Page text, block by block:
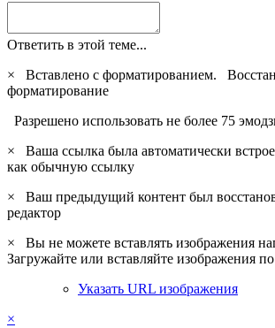
Ответить в этой теме...
×
Вставлено с форматированием.
форматирование
Разрешено использовать не более 75
×
Ваша ссылка была автоматически
как обычную ссылку
×
Ваш предыдущий контент был
редактор
×
Вы не можете вставлять изображения
Загружайте или вставляйте изображения
Указать URL изображения
×